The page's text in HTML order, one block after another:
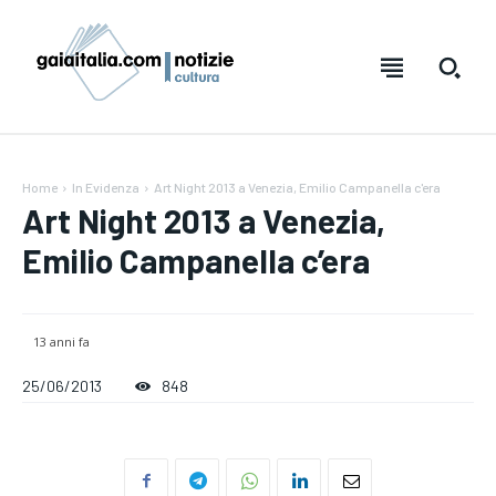
Testo: A- Reset A+
Testo: A- Reset A+
Home In Evidenza Art Night 2013 a Venezia, Emilio Campanella c'era
Art Night 2013 a Venezia,
Emilio Campanella c’era
13 anni fa
25/06/2013 848